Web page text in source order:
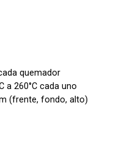
quemador
a 260°C cada uno
(frente, fondo, alto)